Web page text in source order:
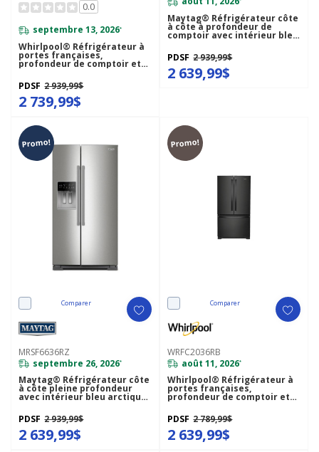
0.0
septembre 13, 2026*
Whirlpool® Réfrigérateur à
portes françaises,
profondeur de comptoir et
congélateur inférieur - 36po
- 20picu WRFC2036RV
PDSF 2 939,99$
2 739,99$
Maytag® Réfrigérateur côte
à côte à profondeur de
comptoir avec intérieur bleu
arctique - 36 po - 20.8 pi cu
MRSC6636RZ
PDSF 2 939,99$
2 639,99$
Promo!
Comparer
MRSF6636RZ
septembre 26, 2026*
Maytag® Réfrigérateur côte
à côte pleine profondeur
avec intérieur bleu arctique
MRSF6636RZ
PDSF 2 939,99$
2 639,99$
Promo!
Comparer
WRFC2036RB
août 11, 2026*
Whirlpool® Réfrigérateur à
portes françaises,
profondeur de comptoir et
congélateur inférieur - 36po
- 20picu WRFC2036RB
PDSF 2 789,99$
2 639,99$